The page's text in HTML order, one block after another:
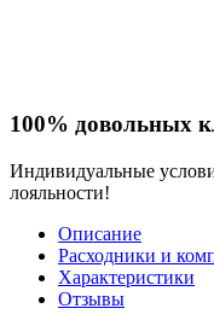
100% довольных
Индивидуальные
лояльности!
Описание
Расходники и
Характеристики
Отзывы